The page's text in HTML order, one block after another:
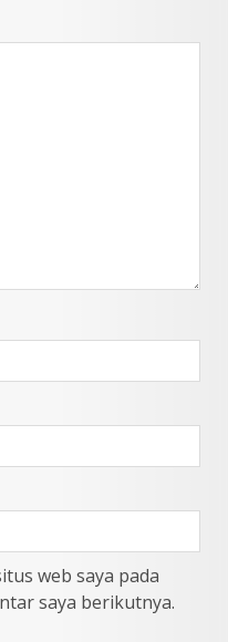
web saya pada
saya berikutnya.